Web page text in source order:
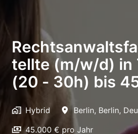
tellte (m/w/d) in
(20 - 30h) bis
Hybrid Berlin, Berlin,
45.000 € pro Jahr